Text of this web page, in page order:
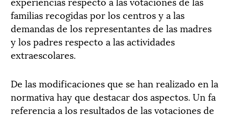
familias recogidas por los centros y a las
demandas de los representantes de las madres
y los padres respecto a las actividades
extraescolares.
De las modificaciones que se han realizado en la
normativa hay que destacar dos aspectos. Un fa
referencia a los resultados de las votaciones de